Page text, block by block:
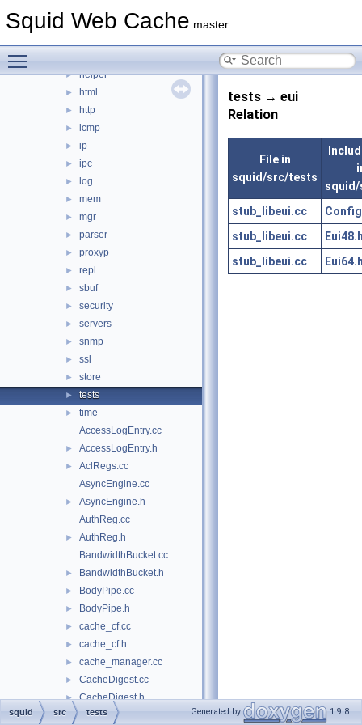
Squid Web Cache master
► format
► helper
► html
► http
► icmp
► ip
► ipc
► log
► mem
► mgr
► parser
► proxyp
► repl
► sbuf
► security
► servers
► snmp
► ssl
► store
► tests
►
time
AccessLogEntry.cc
► AccessLogEntry.h
►
AclRegs.cc
AsyncEngine.cc
►
AsyncEngine.h
AuthReg.cc
►
AuthReg.h
BandwidthBucket.cc
► BandwidthBucket.h
► BodyPipe.cc
► BodyPipe.h
► cache_cf.cc
► cache_cf.h
► cache_manager.cc
► CacheDigest.cc
► CacheDigest.h
► CacheManager.h
tests → eui
Relation
File in
squid/src/tests
stub_libeui.cc
stub_libeui.cc
stub_libeui.cc
squid src tests Generated by 1.9.8